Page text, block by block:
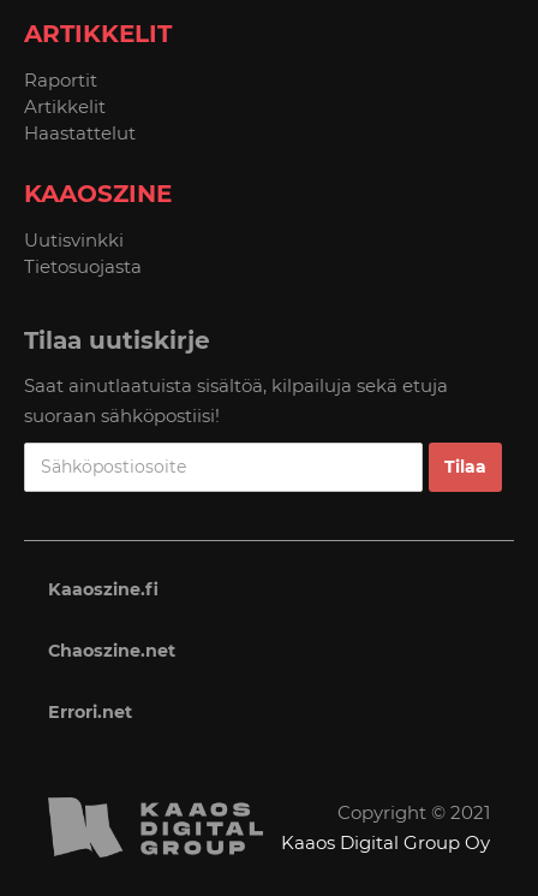
ARTIKKELIT
Raportit
Artikkelit
Haastattelut
KAAOSZINE
Uutisvinkki
Tietosuojasta
Tilaa uutiskirje
Saat ainutlaatuista sisältöä, kilpailuja sekä etuja
suoraan sähköpostiisi!
Kaaoszine.fi
Chaoszine.net
Errori.net
Copyright © 2021
Kaaos Digital Group Oy